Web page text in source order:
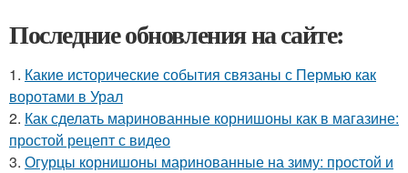
Последние обновления на сайте:
1. Какие исторические события связаны с Пермью как
воротами в Урал
2. Как сделать маринованные корнишоны как в магазине:
простой рецепт с видео
3. Огурцы корнишоны маринованные на зиму: простой и